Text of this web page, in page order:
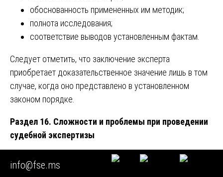
обоснованность примененных им методик;
полнота исследования;
соответствие выводов установленным фактам.
Следует отметить, что заключение эксперта
приобретает доказательственное значение лишь в том
случае, когда оно представлено в установленном
законом порядке.
Раздел 16. Сложности и проблемы при проведении
судебной экспертизы
Проведение судебной экспертизы сопряжено с рядом
объективных сложностей. Наиболее серьезной
info@fse.ms